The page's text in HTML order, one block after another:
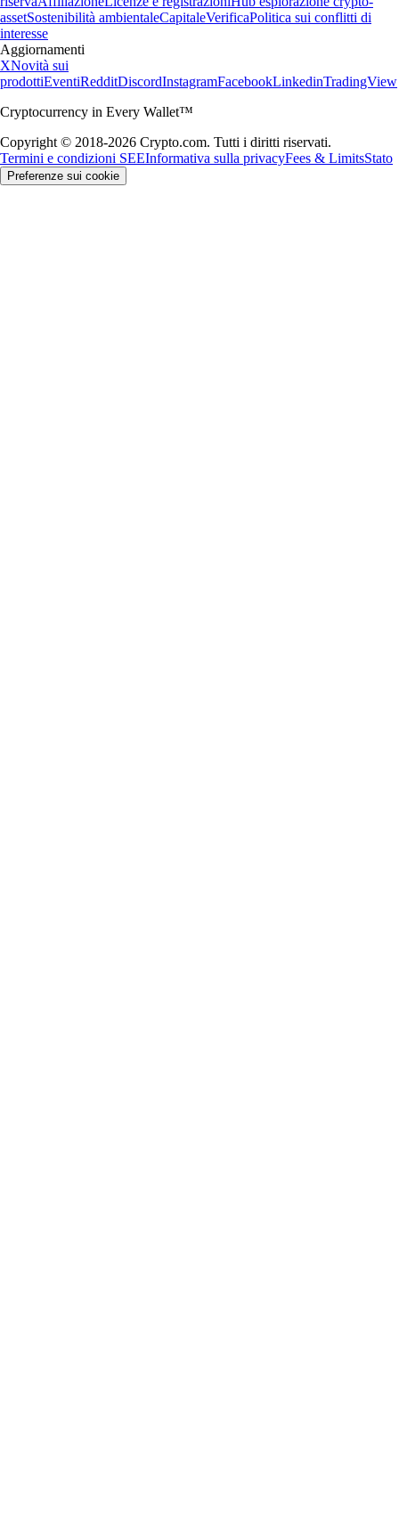
assetSostenibilità ambientaleCapitaleVerificaPolitica sui conflitti di
interesse
Aggiornamenti
XNovità sui
prodottiEventiRedditDiscordInstagramFacebookLinkedinTradingView
Cryptocurrency in Every Wallet™
Copyright © 2018-2026 Crypto.com. Tutti i diritti riservati.
Termini e condizioni SEEInformativa sulla privacyFees & LimitsStato
Preferenze sui cookie